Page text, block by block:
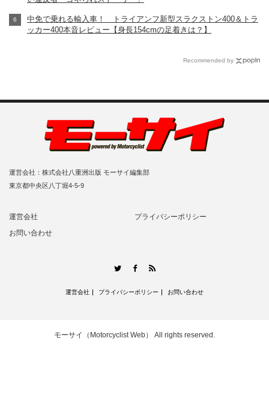
中免で乗れる輸入車！ トライアンフ新型スラクストン400＆トラ
ッカー400本音レビュー【身長154cmの足着きは？】
Recommended by
運営会社：株式会社八重洲出版 モーサイ編集部
東京都中央区八丁堀4-5-9
運営会社
プライバシーポリシー
お問い合わせ
TwitterFacebook
運営会社 プライバシーポリシー お問い合わせ
モーサイ（Motorcyclist Web） All rights reserved.